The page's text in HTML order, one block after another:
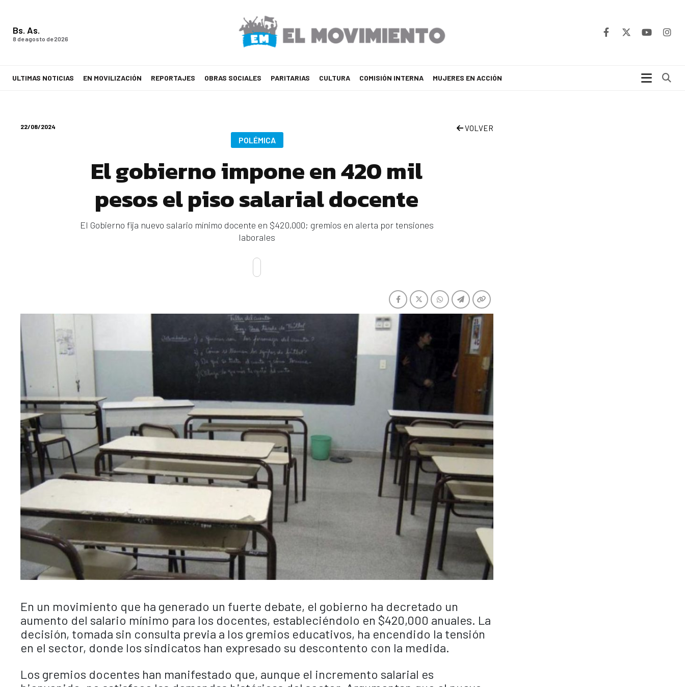
Bs. As.
8 de agosto de 2026
ULTIMAS NOTICIAS EN MOVILIZACIÓN REPORTAJES OBRAS SOCIALES PARITARIAS CULTURA COMISIÓN INTERNA MUJERES EN ACCIÓN
22/08/2024 VOLVER
POLÉMICA
El gobierno impone en 420 mil
pesos el piso salarial docente
El Gobierno fija nuevo salario mínimo docente en $420,000; gremios en alerta por tensiones
laborales
En un movimiento que ha generado un fuerte debate, el gobierno ha decretado un
aumento del salario mínimo para los docentes, estableciéndolo en $420,000 anuales. La
decisión, tomada sin consulta previa a los gremios educativos, ha encendido la tensión
en el sector, donde los sindicatos han expresado su descontento con la medida.
Los gremios docentes han manifestado que, aunque el incremento salarial es